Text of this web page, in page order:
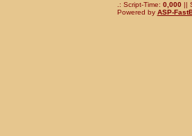
.: Script-Time: 0,000||
Powered by ASP-